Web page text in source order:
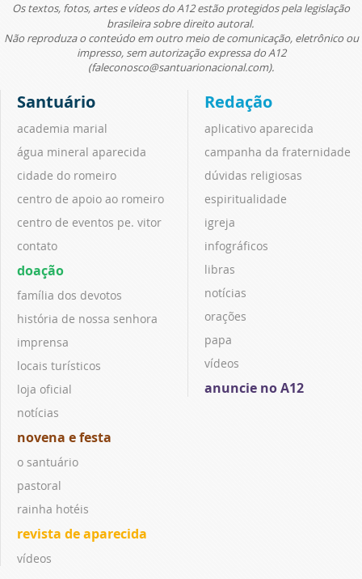
Os textos, fotos, artes e vídeos do A12 estão protegidos pela legislação
brasileira sobre direito autoral.
Não reproduza o conteúdo em outro meio de comunicação, eletrônico ou
impresso, sem autorização expressa do A12
(faleconosco@santuarionacional.com).
Santuário
academia marial
água mineral aparecida
cidade do romeiro
centro de apoio ao romeiro
centro de eventos pe. vitor
contato
doação
família dos devotos
história de nossa senhora
imprensa
locais turísticos
loja oficial
notícias
novena e festa
o santuário
pastoral
rainha hotéis
revista de aparecida
vídeos
Redação
aplicativo aparecida
campanha da fraternidade
dúvidas religiosas
espiritualidade
igreja
infográficos
libras
notícias
orações
papa
vídeos
anuncie no A12